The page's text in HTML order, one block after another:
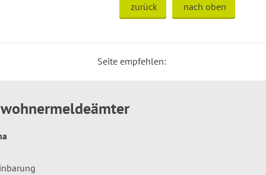
zurück nach oben
Seite empfehlen: